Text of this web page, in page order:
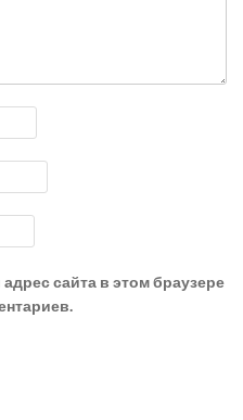
сайта в этом браузере